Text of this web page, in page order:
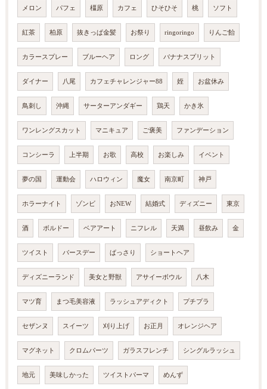
メロン パフェ 橿原 カフェ ひそひそ 桃 ソフト
紅茶 柏原 抜きっぱ金髪 お祭り ringoringo りんご飴
カラースプレー ブルーヘア ロング バナナスプリット
ダイナー 八尾 カフェチャレンジャー88 姪 お盆休み
鳥刺し 沖縄 サーターアンダギー 鶏天 かき氷
ワンレングスカット マニキュア ご褒美 ファンデーション
コンシーラ 上半期 お歌 高校 お楽しみ イベント
夢の国 運動会 ハロウィン 魔女 南京町 神戸
ホラーナイト ゾンビ おNEW 結婚式 ディズニー 東京
酒 ボルドー ベアアート ニフレル 天満 昼飲み 金
ツイスト バースデー ばっさり ショートヘア
ディズニーランド 美女と野獣 アサイーボウル 八木
マツ育 まつ毛美容液 ラッシュアディクト プチプラ
セザンヌ スイーツ 刈り上げ お正月 オレンジヘア
マグネット クロムパーツ ガラスフレンチ シングルラッシュ
地元 美味しかった ツイストパーマ めんず